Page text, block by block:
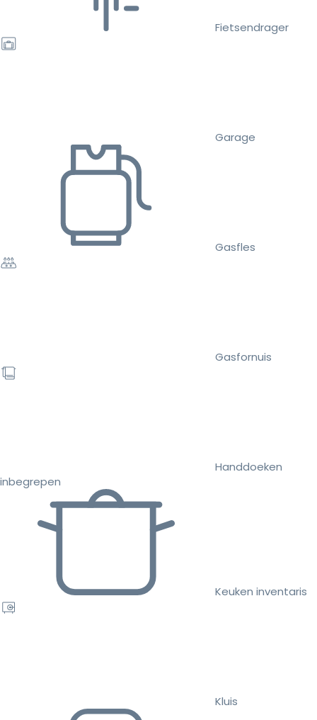
Fietsendrager
Garage
Gasfles
Gasfornuis
Handdoeken
inbegrepen
Keuken inventaris
Kluis